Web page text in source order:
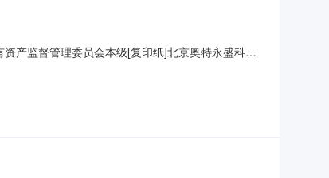
产监督管理委员会本级[复印纸]北京奥特永盛科技